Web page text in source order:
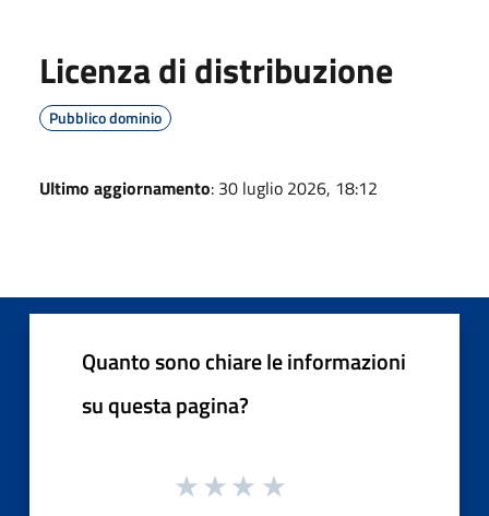
Licenza di distribuzione
Pubblico dominio
Ultimo aggiornamento: 30 luglio 2026, 18:12
Quanto sono chiare le informazioni
su questa pagina?